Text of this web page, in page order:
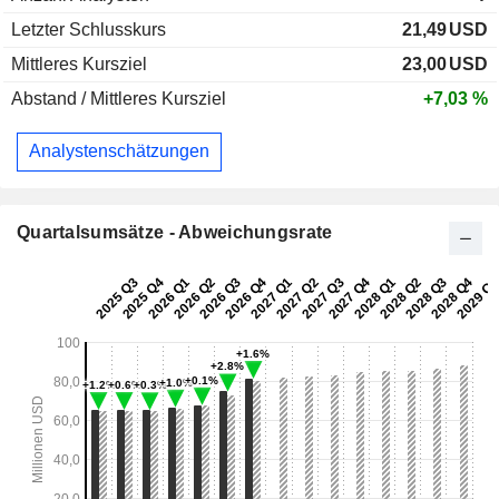
Letzter Schlusskurs
21,49USD
Mittleres Kursziel
23,00USD
Abstand / Mittleres Kursziel
+7,03 %
Analystenschätzungen
Quartalsumsätze - Abweichungsrate